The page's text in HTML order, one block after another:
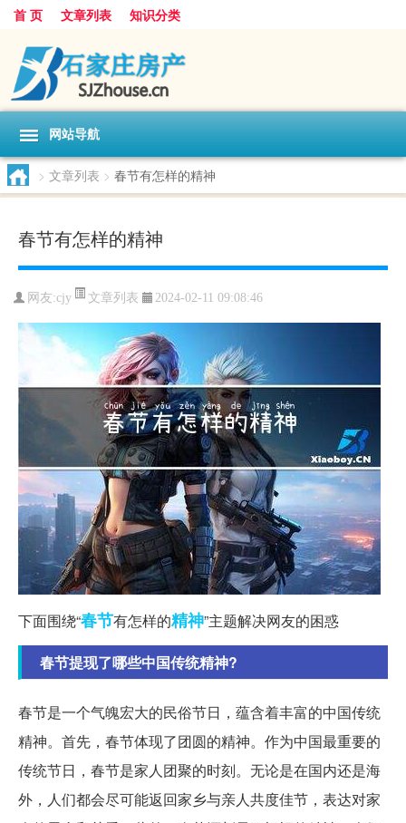
首 页 文章列表 知识分类
网站导航
> 文章列表 > 春节有怎样的精神
春节有怎样的精神
网友:cjy 文章列表 2024-02-11 09:08:46
下面围绕“春节有怎样的精神”主题解决网友的困惑
春节提现了哪些中国传统精神?
春节是一个气魄宏大的民俗节日，蕴含着丰富的中国传统
精神。首先，春节体现了团圆的精神。作为中国最重要的
传统节日，春节是家人团聚的时刻。无论是在国内还是海
外，人们都会尽可能返回家乡与亲人共度佳节，表达对家